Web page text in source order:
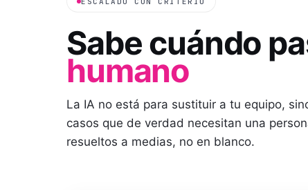
Sabe cuándo
humano
La IA no está para sustituir a tu equipo,
casos que de verdad necesitan una